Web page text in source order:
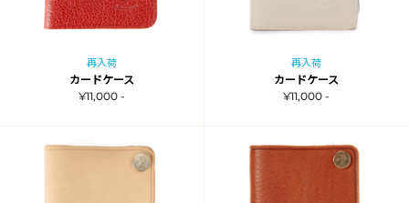
再入荷
カードケース
¥11,000 -
再入荷
カードケース
¥11,000 -